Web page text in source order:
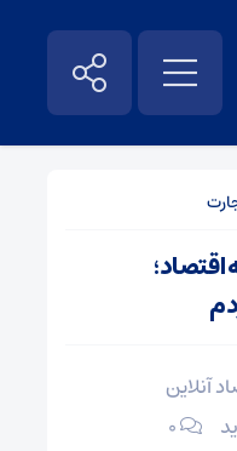
به اقتصاد؛
آنلاین
۰